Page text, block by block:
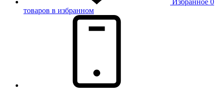
Избранное 0
товаров в избранном